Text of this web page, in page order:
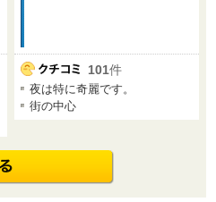
101件
夜は特に奇麗です。
街の中心